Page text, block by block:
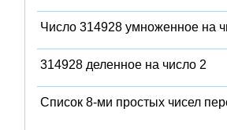
Число 314928 умноженное на
314928 деленное на число 2
Список 8-ми простых чисел